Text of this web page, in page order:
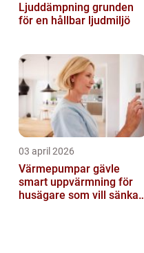
Ljuddämpning grunden
för en hållbar ljudmiljö
03 april 2026
Värmepumpar gävle
smart uppvärmning för
husägare som vill sänka